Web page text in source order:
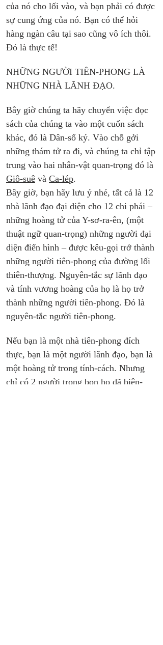
của nó cho lối vào, và bạn phải có được
sự cung ứng của nó. Bạn có thể hỏi
hàng ngàn câu tại sao cũng vô ích thôi.
Đó là thực tế!
NHỮNG NGƯỜI TIÊN-PHONG LÀ
NHỮNG NHÀ LÃNH ĐẠO.
Bây giờ chúng ta hãy chuyển việc đọc
sách của chúng ta vào một cuốn sách
khác, đó là Dân-số ký. Vào chỗ gởi
những thám tử ra đi, và chúng ta chỉ tập
trung vào hai nhân-vật quan-trọng đó là
Giô-suê và Ca-lép.
Bây giờ, bạn hãy lưu ý nhé, tất cả là 12
nhà lãnh đạo đại diện cho 12 chi phái –
những hoàng tử của Y-sơ-ra-ên, (một
thuật ngữ quan-trọng) những người đại
diện điển hình – được kêu-gọi trở thành
những người tiên-phong của đường lối
thiên-thượng. Nguyên-tắc sự lãnh đạo
và tính vương hoàng của họ là họ trở
thành những người tiên-phong. Đó là
nguyên-tắc người tiên-phong.
Nếu bạn là một nhà tiên-phong đích
thực, bạn là một người lãnh đạo, bạn là
một hoàng tử trong tính-cách. Nhưng
chỉ có 2 người trong bọn họ đã biện-